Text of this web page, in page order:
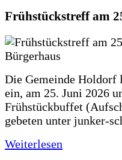
Frühstückstreff am
Die Gemeinde Holdorf
ein, am 25. Juni 2026
Frühstückbuffet
gebeten unter junker-
Weiterlesen